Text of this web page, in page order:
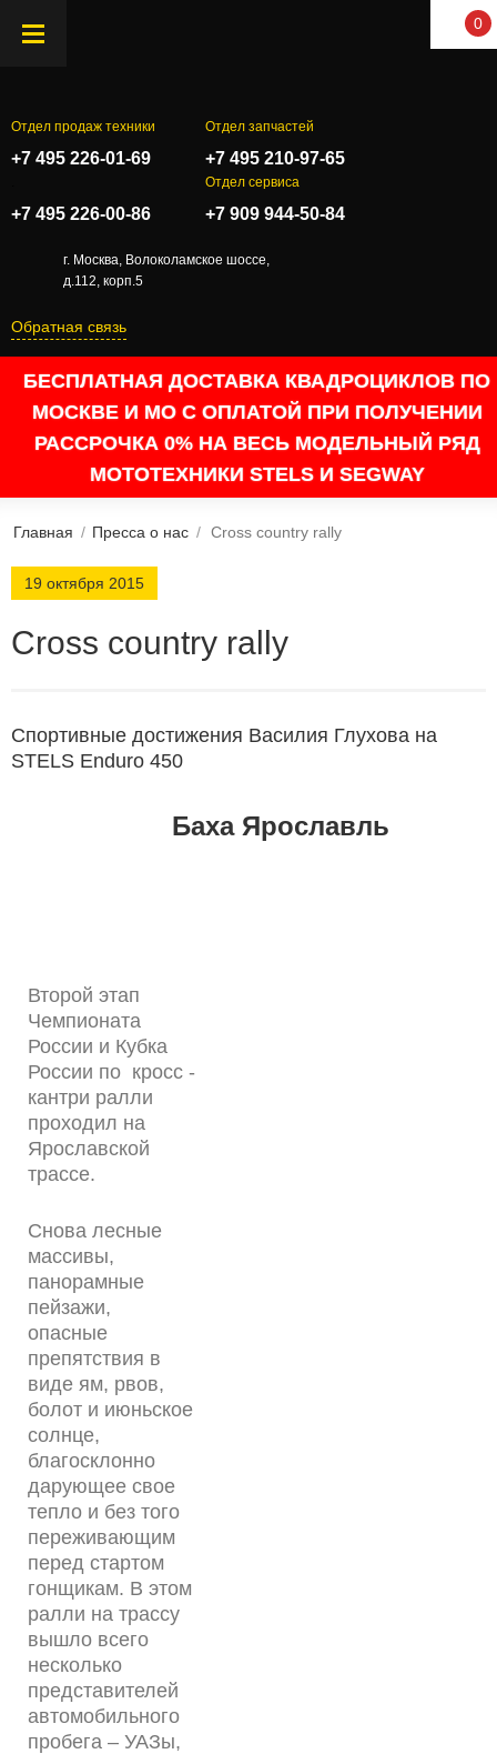
0
Отдел продаж техники
+7 495 226-01-69
Отдел запчастей
+7 495 210-97-65
+7 495 226-00-86
Отдел сервиса
+7 909 944-50-84
г. Москва, Волоколамское шоссе,
д.112, корп.5
Обратная связь
БЕСПЛАТНАЯ ДОСТАВКА КВАДРОЦИКЛОВ ПО
МОСКВЕ И МО С ОПЛАТОЙ ПРИ ПОЛУЧЕНИИ
РАССРОЧКА 0% НА ВЕСЬ МОДЕЛЬНЫЙ РЯД
МОТОТЕХНИКИ STELS И SEGWAY
Главная / Пресса о нас / Cross country rally
19 октября 2015
Cross country rally
Спортивные достижения Василия Глухова на
STELS Enduro 450
Баха Ярославль
Второй этап
Чемпионата
России и Кубка
России по кросс -
кантри ралли
проходил на
Ярославской
трассе.
Снова лесные
массивы,
панорамные
пейзажи,
опасные
препятствия в
виде ям, рвов,
болот и июньское
солнце,
благосклонно
дарующее свое
тепло и без того
переживающим
перед стартом
гонщикам. В этом
ралли на трассу
вышло всего
несколько
представителей
автомобильного
пробега – УАЗы,